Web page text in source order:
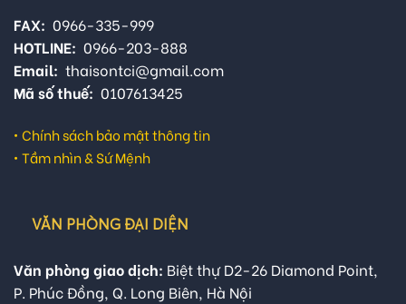
FAX: 0966-335-999
HOTLINE: 0966-203-888
Email: thaisontci@gmail.com
Mã số thuế: 0107613425
• Chính sách bảo mật thông tin
• Tầm nhìn & Sứ Mệnh
VĂN PHÒNG ĐẠI DIỆN
Văn phòng giao dịch: Biệt thự D2-26 Diamond Point,
P. Phúc Đồng, Q. Long Biên, Hà Nội